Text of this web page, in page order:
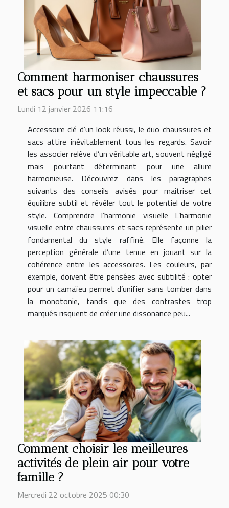
Comment harmoniser chaussures
et sacs pour un style impeccable ?
Lundi 12 janvier 2026 11:16
Accessoire clé d’un look réussi, le duo chaussures et
sacs attire inévitablement tous les regards. Savoir
les associer relève d’un véritable art, souvent négligé
mais pourtant déterminant pour une allure
harmonieuse. Découvrez dans les paragraphes
suivants des conseils avisés pour maîtriser cet
équilibre subtil et révéler tout le potentiel de votre
style. Comprendre l’harmonie visuelle L’harmonie
visuelle entre chaussures et sacs représente un pilier
fondamental du style raffiné. Elle façonne la
perception générale d’une tenue en jouant sur la
cohérence entre les accessoires. Les couleurs, par
exemple, doivent être pensées avec subtilité : opter
pour un camaïeu permet d’unifier sans tomber dans
la monotonie, tandis que des contrastes trop
marqués risquent de créer une dissonance peu...
Comment choisir les meilleures
activités de plein air pour votre
famille ?
Mercredi 22 octobre 2025 00:30